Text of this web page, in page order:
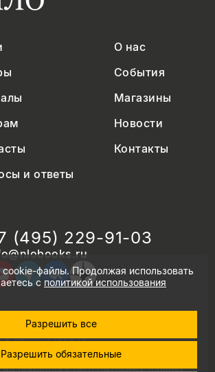
О нас
События
Магазины
Новости
Контакты
и ответы
(495) 229-91-03
обозрение. 2026
товаров
в области персональных данных
использования cookie
на обработку персональных данных
файлы. Продолжая использовать
сполитикой использования
Разрешить все
Разрешить обязательные